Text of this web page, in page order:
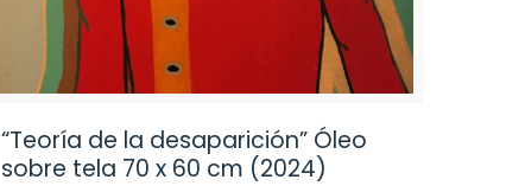
“Teoría de la desaparición” Óleo
sobre tela 70 x 60 cm (2024)